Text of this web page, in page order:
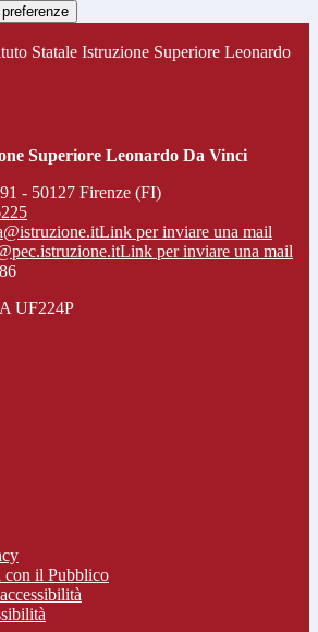
Statale Istruzione Superiore Leonardo
Superiore Leonardo Da Vinci
- 50127 Firenze (FI)
Link per inviare una mail
Link per inviare una mail
UF224P
il Pubblico